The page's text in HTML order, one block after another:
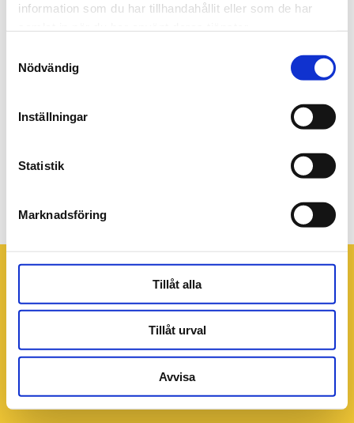
information som du har tillhandahållit eller som de har
Nödvändig
Inställningar
Statistik
Marknadsföring
Tillåt alla
Tillåt urval
Avvisa
PB-at-work-1-1